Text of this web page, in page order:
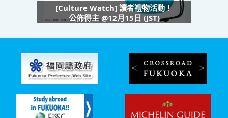
[Culture Watch] 讀者禮物活動！
公佈得主 @12月15日 (JST)